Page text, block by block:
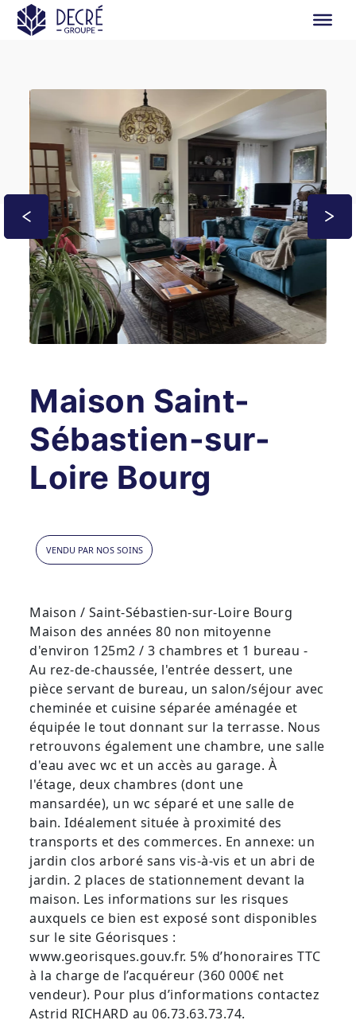
Maison Saint-
Sébastien-sur-
Loire Bourg
VENDU PAR NOS SOINS
Maison / Saint-Sébastien-sur-Loire Bourg
Maison des années 80 non mitoyenne
d'environ 125m2 / 3 chambres et 1 bureau -
Au rez-de-chaussée, l'entrée dessert, une
pièce servant de bureau, un salon/séjour avec
cheminée et cuisine séparée aménagée et
équipée le tout donnant sur la terrasse. Nous
retrouvons également une chambre, une salle
d'eau avec wc et un accès au garage. À
l'étage, deux chambres (dont une
mansardée), un wc séparé et une salle de
bain. Idéalement située à proximité des
transports et des commerces. En annexe: un
jardin clos arboré sans vis-à-vis et un abri de
jardin. 2 places de stationnement devant la
maison. Les informations sur les risques
auxquels ce bien est exposé sont disponibles
sur le site Géorisques :
www.georisques.gouv.fr. 5% d’honoraires TTC
à la charge de l’acquéreur (360 000€ net
vendeur). Pour plus d’informations contactez
Astrid RICHARD au 06.73.63.73.74.